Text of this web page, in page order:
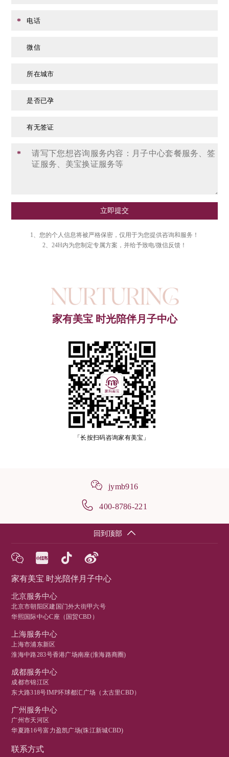
* 电话
微信
所在城市
是否已孕
有无签证
*
立即提交
1、您的个人信息将被严格保密，仅用于为您提供咨询和服务！
2、24H内为您制定专属方案，并给予致电/微信反馈！
家有美宝 时光陪伴月子中心
「长按扫码咨询家有美宝」
jymb916
400-8786-221
回到顶部
家有美宝 时光陪伴月子中心
北京服务中心
北京市朝阳区建国门外大街甲六号
华熙国际中心C座（国贸CBD）
上海服务中心
上海市浦东新区
淮海中路283号香港广场南座(淮海路商圈)
成都服务中心
成都市锦江区
东大路318号IMP环球都汇广场（太古里CBD）
广州服务中心
广州市天河区
华夏路16号富力盈凯广场(珠江新城CBD)
联系方式